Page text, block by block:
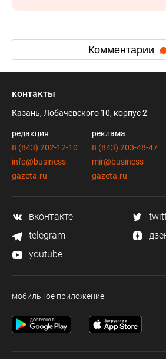
Комментарии
контакты
Казань, Лобачевского 10, корпус 2
редакция
8 (843) 202-12-10
info@business-
gazeta.ru
реклама
8 (843) 203-48-47
mir@business-
gazeta.ru
вконтакте
telegram
youtube
мобильное приложение